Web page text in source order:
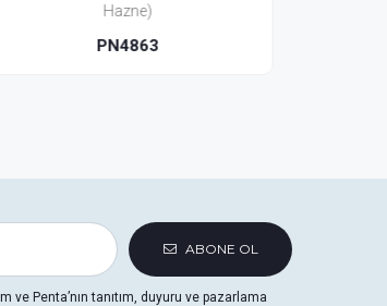
(Seramik)
PNM4883
ABONE OL
ve Penta’nın tanıtım, duyuru ve pazarlama